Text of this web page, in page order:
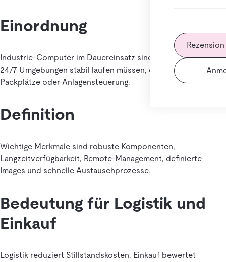
Einordnung
Industrie-Computer im Dauereinsatz sind Rechner, die in
24/7 Umgebungen stabil laufen müssen, etwa Leitstand,
Packplätze oder Anlagensteuerung.
Definition
Wichtige Merkmale sind robuste Komponenten,
Langzeitverfügbarkeit, Remote-Management, definierte
Images und schnelle Austauschprozesse.
Bedeutung für Logistik und
Einkauf
Logistik reduziert Stillstandskosten. Einkauf bewertet